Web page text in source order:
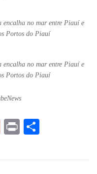
encalha no mar entre Piauí e
Portos do Piauí
encalha no mar entre Piauí e
Portos do Piauí
Gmail
Print